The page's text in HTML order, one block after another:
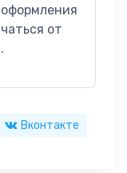
от
Вконтакте